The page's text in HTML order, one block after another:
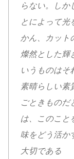
らない。しか
とによって光
かん、カット
燦然とした輝
いうものはそ
素晴らしい素
ごときものだ
は、このこと
味をどう活か
大切である